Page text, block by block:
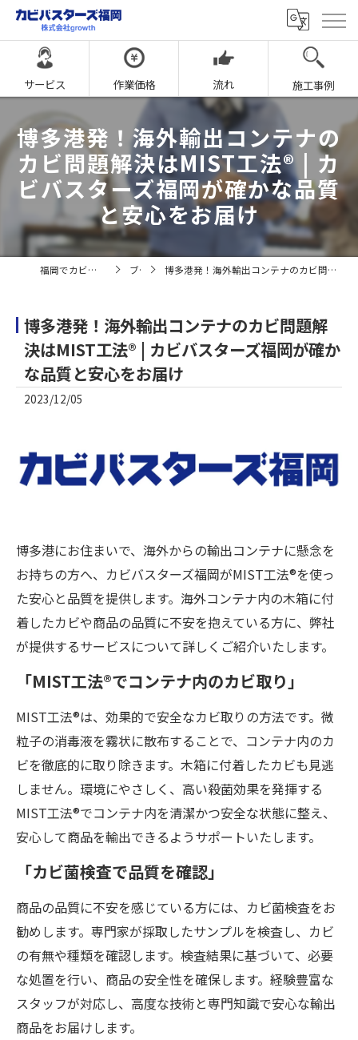
サービス 作業価格 流れ 施工事例
博多港発！海外輸出コンテナの
カビ問題解決はMIST工法® | カ
ビバスターズ福岡が確かな品質
と安心をお届け
福岡でカビ取りならカビバスターズ福岡 ブログ 博多港発！海外輸出コンテナのカビ問題解決はMIST工法® | カビバスターズ福岡が確かな品質と安心をお届け
博多港発！海外輸出コンテナのカビ問題解
決はMIST工法® | カビバスターズ福岡が確か
な品質と安心をお届け
2023/12/05
博多港にお住まいで、海外からの輸出コンテナに懸念を
お持ちの方へ、カビバスターズ福岡がMIST工法®を使っ
た安心と品質を提供します。海外コンテナ内の木箱に付
着したカビや商品の品質に不安を抱えている方に、弊社
が提供するサービスについて詳しくご紹介いたします。
「MIST工法®でコンテナ内のカビ取り」
MIST工法®は、効果的で安全なカビ取りの方法です。微
粒子の消毒液を霧状に散布することで、コンテナ内のカ
ビを徹底的に取り除きます。木箱に付着したカビも見逃
しません。環境にやさしく、高い殺菌効果を発揮する
MIST工法®でコンテナ内を清潔かつ安全な状態に整え、
安心して商品を輸出できるようサポートいたします。
「カビ菌検査で品質を確認」
商品の品質に不安を感じている方には、カビ菌検査をお
勧めします。専門家が採取したサンプルを検査し、カビ
の有無や種類を確認します。検査結果に基づいて、必要
な処置を行い、商品の安全性を確保します。経験豊富な
スタッフが対応し、高度な技術と専門知識で安心な輸出
商品をお届けします。